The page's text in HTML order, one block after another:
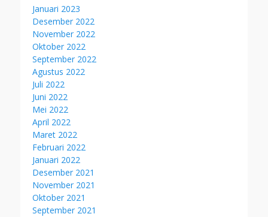
Januari 2023
Desember 2022
November 2022
Oktober 2022
September 2022
Agustus 2022
Juli 2022
Juni 2022
Mei 2022
April 2022
Maret 2022
Februari 2022
Januari 2022
Desember 2021
November 2021
Oktober 2021
September 2021